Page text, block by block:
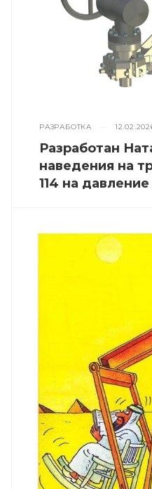
РАЗРАБОТКА
Разработан
наведения на
114 на